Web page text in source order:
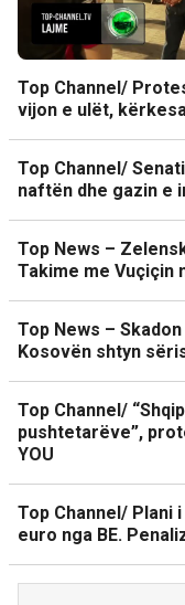
Top Channel/
vijon e ulët,
Top Channel/
naftën dhe gazin e
Top News –
Takime me Vuçiçin
Top News –
Kosovën shtyn
Top Channel/
pushtetarëve”,
YOU
Top Channel/ Plani
euro nga BE.